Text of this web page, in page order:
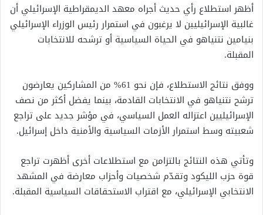
أظهر استطلاع رأي حديث أجراه معهد الديمقراطية الإسرائيلي أن
غالبية الإسرائيليين لا يرغبون في استمرار رئيس الوزراء الإسرائيلي
بنيامين نتنياهو في الحياة السياسية أو ترشحه للانتخابات
المقبلة.
ووفق نتائج الاستطلاع، فإن نحو 61% من المشاركين يعارضون
ترشح نتنياهو في الانتخابات القادمة، بينما يفضل أكثر من نصف
الإسرائيليين اعتزاله العمل السياسي، في مؤشر جديد على تراجع
شعبيته وسط استمرار الأزمات السياسية والأمنية داخل إسرائيل.
وتأتي هذه النتائج بالتزامن مع استطلاعات أخرى أظهرت تراجع
قوة حزب الليكود وتقدّم شخصيات وأحزاب معارضة في المشهد
الانتخابي الإسرائيلي، مع اقتراب الاستحقاقات السياسية المقبلة.